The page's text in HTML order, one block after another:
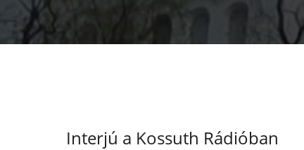
Interjú a Kossuth Rádióban